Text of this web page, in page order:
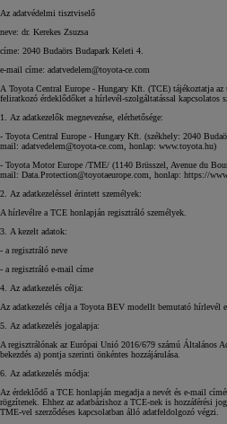
Az adatvédelmi tisztviselő
neve: dr. Kerekes Zsuzsa
címe: 2040 Budaörs Budapark Keleti 4.
e-mail címe: adatvedelem@toyota-ce.com
A Toyota Central Europe - Hungary Kft. (TCE) tájékoztatja
feliratkozó érdeklődőket a hírlevél-szolgáltatással kapcsolatos
1. Az adatkezelők megnevezése, elérhetősége:
- Toyota Central Europe - Hungary Kft. (székhely: 2040
mail: adatvedelem@toyota-ce.com , honlap: www.toyota.hu)
- Toyota Motor Europe /TME/ (1140 Brüsszel, Avenue du
mail: Data.Protection@toyotaeurope.com , honlap: https://
2. Az adatkezeléssel érintett személyek:
A hírlevélre a TCE honlapján regisztráló személyek.
3. A kezelt adatok:
- a regisztráló neve
- a regisztráló e-mail címe
4. Az adatkezelés célja:
Az adatkezelés célja a Toyota BEV modellt bemutató hírlevél
5. Az adatkezelés jogalapja:
A regisztrálónak az Európai Unió 2016/679 számú Általános
bekezdés a) pontja szerinti önkéntes hozzájárulása.
6. Az adatkezelés módja:
Az érdeklődő a TCE honlapján megadja a nevét és e-mail
rögzítenek. Ehhez az adatbázishoz a TCE-nek is hozzáférési
TME-vel szerződéses kapcsolatban álló adatfeldolgozó végzi.